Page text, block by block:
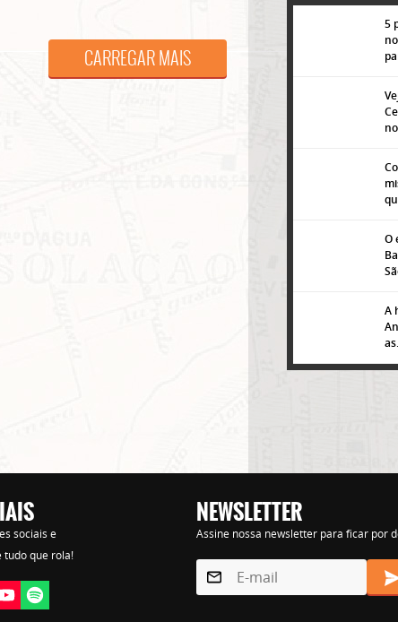
CARREGAR MAIS
5
O
A
sociais e
tudo que rola!
NEWSLETTER
Assine nossa newsletter para ficar por
para receber notícias sobre o centro de São Paulo no seu
amet, consectetur adipisicing elit. Autem assumenda labore quia nobis nihil tempora
praesentium distinctio, id, quibusdam est.